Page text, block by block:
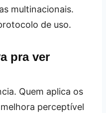
multinacionais.
de uso.
pra ver
Quem aplica os
perceptível